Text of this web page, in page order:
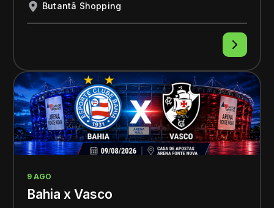
Butantã Shopping
9 AGO
Bahia x Vasco